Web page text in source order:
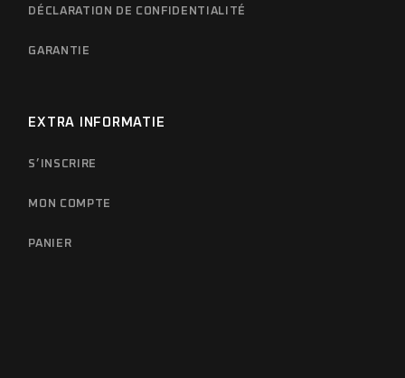
DÉCLARATION DE CONFIDENTIALITÉ
GARANTIE
EXTRA INFORMATIE
S’INSCRIRE
MON COMPTE
PANIER